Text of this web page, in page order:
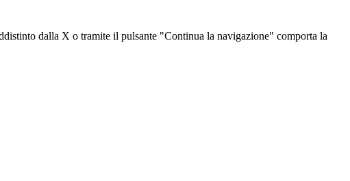
dalla X o tramite il pulsante "Continua la navigazione" comporta la